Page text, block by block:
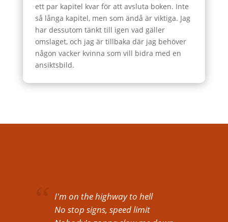
ett par kapitel kvar för att avsluta boken. Inte
så långa kapitel, men som ändå är viktiga. Jag
har dessutom tänkt till igen vad gäller
omslaget, och jag är tillbaka där jag behöver
någon vacker kvinna som vill bidra med en
ansiktsbild.
I'm on the highway to hell
No stop signs, speed limit